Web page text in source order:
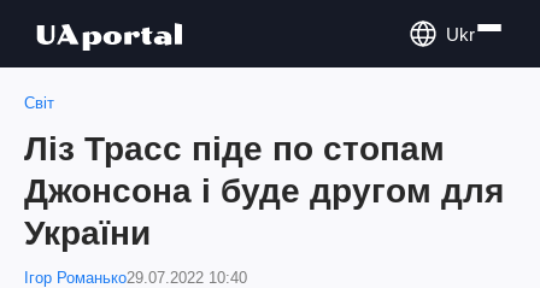
Ukr
Світ
Ліз Трасс піде по стопам
Джонсона і буде другом для
України
Ігор Романько29.07.2022 10:40